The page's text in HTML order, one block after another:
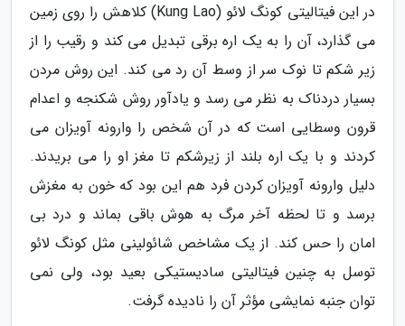
در این فیتالیتی کونگ لائو (Kung Lao) کلاهش را روی زمین
می گذارد، آن را به یک اره برقی تبدیل می کند و رقیب را از
زیر شکم تا نوک سر از وسط آن رد می کند. این روش مردن
بسیار دردناک به نظر می رسد و یادآور روش شکنجه و اعدام
قرون وسطایی است که در آن شخص را وارونه آویزان می
کردند و با یک اره بلند از زیرشکم تا مغز او را می بریدند.
دلیل وارونه آویزان کردن فرد هم این بود که خون به مغزش
برسد و تا لحظه آخر مرگ به هوش باقی بماند و درد بی
امان را حس کند. از یک مشاخص شائولینی مثل کونگ لائو
توسل به چنین فیتالیتی سادیستیکی بعید بود، ولی نمی
توان جنبه نمایشی مؤثر آن را نادیده گرفت.